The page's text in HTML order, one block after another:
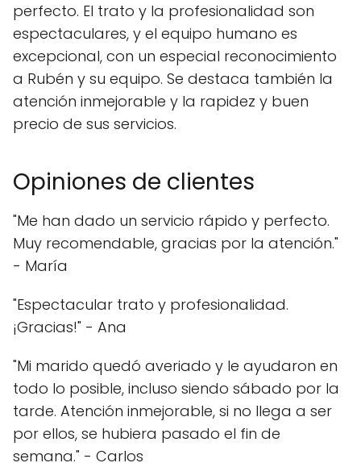
perfecto. El trato y la profesionalidad son
espectaculares, y el equipo humano es
excepcional, con un especial reconocimiento
a Rubén y su equipo. Se destaca también la
atención inmejorable y la rapidez y buen
precio de sus servicios.
Opiniones de clientes
"Me han dado un servicio rápido y perfecto.
Muy recomendable, gracias por la atención."
- María
"Espectacular trato y profesionalidad.
¡Gracias!" - Ana
"Mi marido quedó averiado y le ayudaron en
todo lo posible, incluso siendo sábado por la
tarde. Atención inmejorable, si no llega a ser
por ellos, se hubiera pasado el fin de
semana." - Carlos